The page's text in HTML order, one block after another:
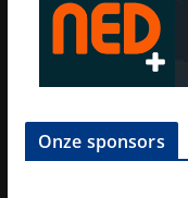
Onze sponsors